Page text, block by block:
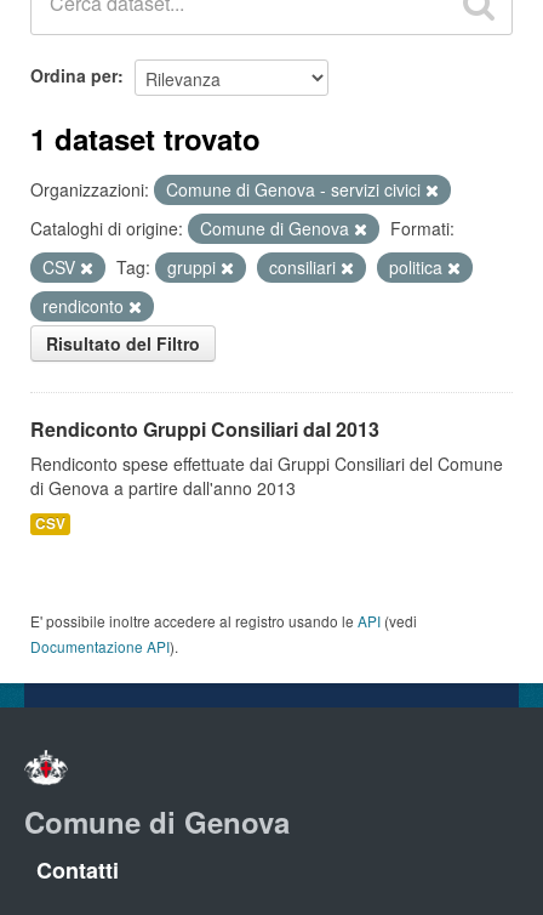
Ordina per
1 dataset trovato
Organizzazioni:
Comune di Genova - servizi civici
Cataloghi di origine:
Comune di Genova
Formati:
CSV
Tag: gruppi consiliari
politica
rendiconto
Risultato del Filtro
Rendiconto Gruppi Consiliari dal 2013
Rendiconto spese effettuate dai Gruppi Consiliari del Comune
di Genova a partire dall'anno 2013
CSV
E' possibile inoltre accedere al registro usando le API (vedi
Documentazione API).
Comune di Genova
Contatti